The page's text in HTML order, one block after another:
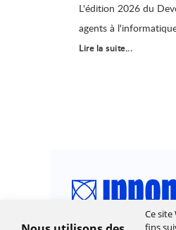
Ce
fins
L'édition 2026 du
agents à
Lire la suite...